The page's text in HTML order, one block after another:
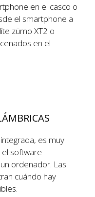
en el casco o
el smartphone a
zūmo XT2 o
en el
es muy
software
ordenador. Las
cuándo hay